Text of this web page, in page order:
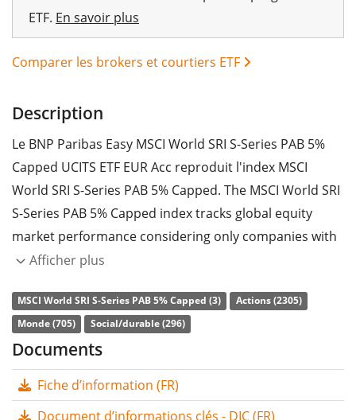
ETF. En savoir plus
Comparer les brokers et courtiers ETF
Description
Le BNP Paribas Easy MSCI World SRI S-Series PAB 5%
Capped UCITS ETF EUR Acc reproduit l'index MSCI
World SRI S-Series PAB 5% Capped. The MSCI World SRI
S-Series PAB 5% Capped index tracks global equity
market performance considering only companies with
high Environmental, Social and Governance (ESG)
inclusion of the best of class companies from an ESG
perspective. In addition, companies involved in the
following industries are excluded: Coal mining for
power generation, conventional and alternative oil/gas
extraction, power generation from fossil fuel and
Afficher plus
MSCI World SRI S-Series PAB 5% Capped (3)
Actions (2305)
Monde (705)
Social/durable (296)
Documents
Fiche d’information (FR)
Document d’informations clés - DIC (FR)